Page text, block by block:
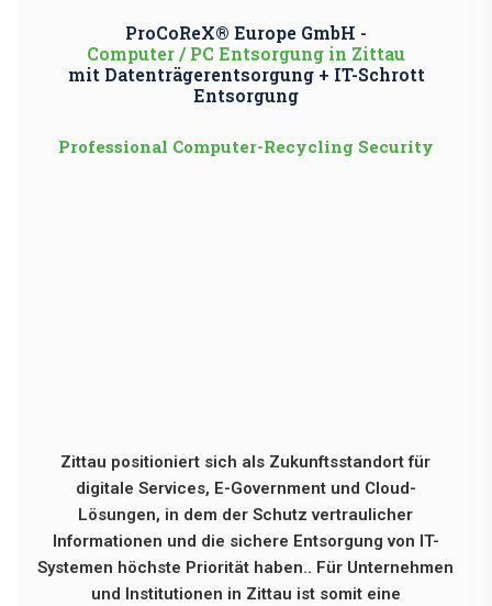
ProCoReX® Europe GmbH -
Computer / PC Entsorgung in Zittau
mit Datenträgerentsorgung + IT-Schrott
Entsorgung
Professional Computer-Recycling Security
Zittau positioniert sich als Zukunftsstandort für
digitale Services, E-Government und Cloud-
Lösungen, in dem der Schutz vertraulicher
Informationen und die sichere Entsorgung von IT-
Systemen höchste Priorität haben.. Für Unternehmen
und Institutionen in Zittau ist somit eine